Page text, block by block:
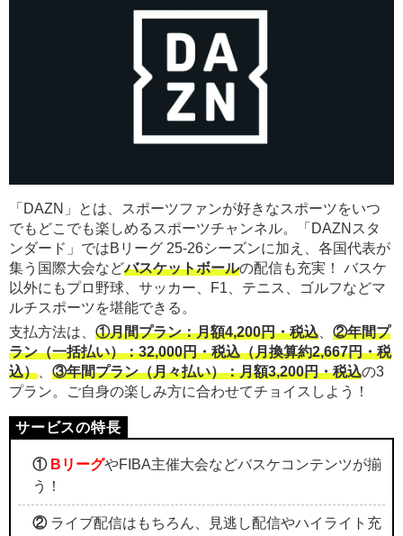
「DAZN」とは、スポーツファンが好きなスポーツをいつ
でもどこでも楽しめるスポーツチャンネル。「DAZNスタ
ンダード」ではBリーグ 25-26シーズンに加え、各国代表が
集う国際大会などバスケットボールの配信も充実！ バスケ
以外にもプロ野球、サッカー、F1、テニス、ゴルフなどマ
ルチスポーツを堪能できる。
支払方法は、 ①月間プラン：月額4,200円・税込、 ②年間プ
ラン（一括払い）：32,000円・税込（月換算約2,667円・税
込）、 ③年間プラン（月々払い）：月額3,200円・税込の3
プラン。ご自身の楽しみ方に合わせてチョイスしよう！
① BリーグやFIBA主催大会などバスケコンテンツが揃
う！
②ライブ配信はもちろん、見逃し配信やハイライト充